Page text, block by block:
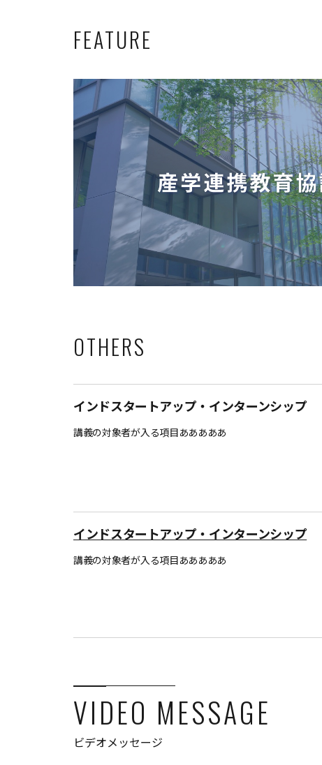
FEATURE
OTHERS
インドスタートアップ・インターンシップ
講義の対象者が入る項目あああああ
インドスタートアップ・インターンシップ
講義の対象者が入る項目あああああ
VIDEO MESSAGE
ビデオメッセージ